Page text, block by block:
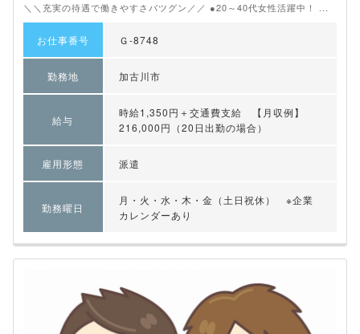
＼＼充実の待遇で働きやすさバツグン／／ ●20～40代女性活躍中！ ...
お仕事番号 Ｇ-8748
勤務地 加古川市
給与
時給1,350円＋交通費支給 【月収例】
216,000円（20日出勤の場合）
雇用形態 派遣
勤務曜日
月・火・水・木・金（土日祝休） ※企業
カレンダーあり